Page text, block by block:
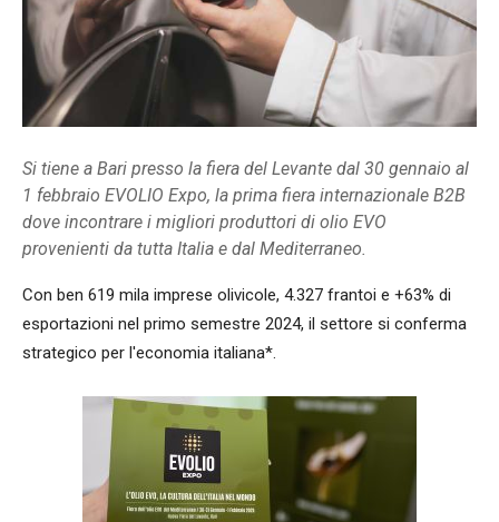
Si tiene a Bari presso la fiera del Levante dal 30 gennaio al
1 febbraio EVOLIO Expo, la prima fiera internazionale B2B
dove incontrare i migliori produttori di olio EVO
provenienti da tutta Italia e dal Mediterraneo.
Con ben 619 mila imprese olivicole, 4.327 frantoi e +63% di
esportazioni nel primo semestre 2024, il settore si conferma
strategico per l'economia italiana*.